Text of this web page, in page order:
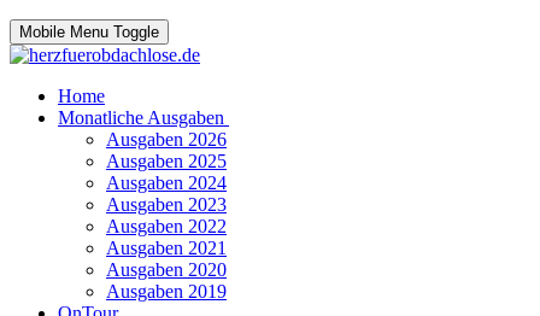
Mobile Menu Toggle
Home
Monatliche Ausgaben
Ausgaben 2026
Ausgaben 2025
Ausgaben 2024
Ausgaben 2023
Ausgaben 2022
Ausgaben 2021
Ausgaben 2020
Ausgaben 2019